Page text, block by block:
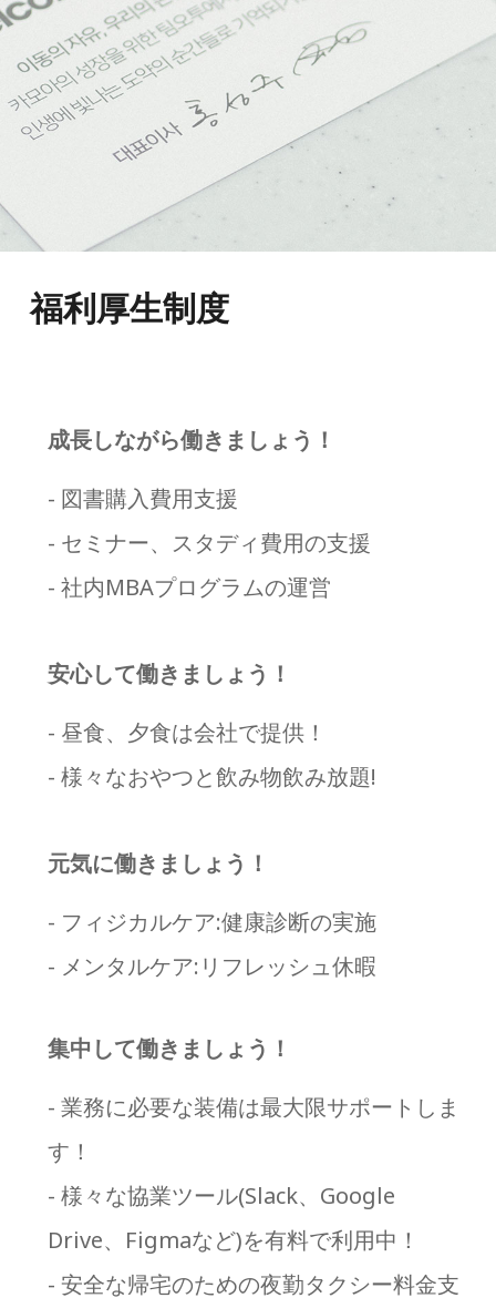
福利厚生制度
成長しながら働きましょう！
- 図書購入費用支援
- セミナー、スタディ費用の支援
- 社内MBAプログラムの運営
安心して働きましょう！
- 昼食、夕食は会社で提供！
- 様々なおやつと飲み物飲み放題!
元気に働きましょう！
- フィジカルケア:健康診断の実施
- メンタルケア:リフレッシュ休暇
集中して働きましょう！
- 業務に必要な装備は最大限サポートしま
す！
- 様々な協業ツール(Slack、Google
Drive、Figmaなど)を有料で利用中！
- 安全な帰宅のための夜勤タクシー料金支